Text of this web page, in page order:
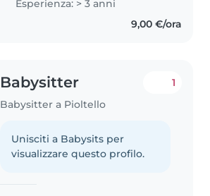
persona responsabile e amo
molto i bambini. Ho interagito
Esperienza: > 3 anni
9,00 €/ora
Babysitter
Babysitter a Pioltello
1
Unisciti a Babysits per
visualizzare questo profilo.